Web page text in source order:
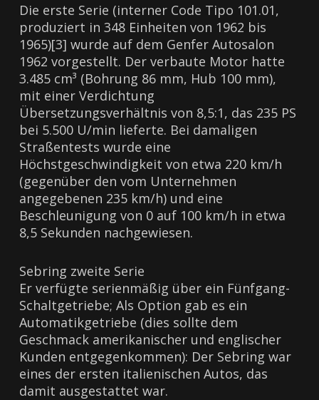
Die erste Serie (interner Code Tipo 101.01,
produziert in 348 Einheiten von 1962 bis
1965)[3] wurde auf dem Genfer Autosalon
1962 vorgestellt. Der verbaute Motor hatte
3.485 cm³ (Bohrung 86 mm, Hub 100 mm),
mit einer Verdichtung
Übersetzungsverhältnis von 8,5:1, das 235 PS
bei 5.500 U/min lieferte. Bei damaligen
Straßentests wurde eine
Höchstgeschwindigkeit von etwa 220 km/h
(gegenüber den vom Unternehmen
angegebenen 235 km/h) und eine
Beschleunigung von 0 auf 100 km/h in etwa
8,5 Sekunden nachgewiesen.
Sebring zweite Serie
Er verfügte serienmäßig über ein Fünfgang-
Schaltgetriebe; Als Option gab es ein
Automatikgetriebe (dies sollte dem
Geschmack amerikanischer und englischer
Kunden entgegenkommen): Der Sebring war
eines der ersten italienischen Autos, das
damit ausgestattet war.